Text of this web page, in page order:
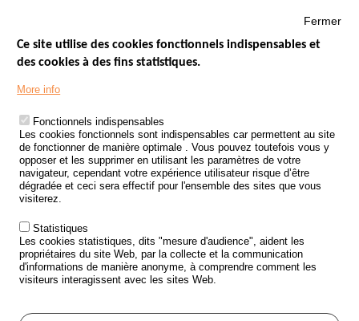
Menu
Footer
LES SITES PUBLICS
ÉTAT DE L’INSÉCURITÉ ROUTIÈRE
TRAITEMENT DES DONNÉES PERSONNELLES DES ACCIDENTS DE
LA ROUTE
ETUDES ET RECHERCHES
APPEL À PROJETS
POLITIQUE DE SÉCURITÉ ROUTIÈRE
Outils
AGENDA
GLOSSAIRE
Fermer
Ce site utilise des cookies fonctionnels indispensables et
des cookies à des fins statistiques.
More info
Fonctionnels indispensables
Les cookies fonctionnels sont indispensables car permettent au site
de fonctionner de manière optimale . Vous pouvez toutefois vous y
opposer et les supprimer en utilisant les paramètres de votre
navigateur, cependant votre expérience utilisateur risque d’être
dégradée et ceci sera effectif pour l'ensemble des sites que vous
visiterez.
Statistiques
Les cookies statistiques, dits "mesure d'audience", aident les
propriétaires du site Web, par la collecte et la communication
d'informations de manière anonyme, à comprendre comment les
visiteurs interagissent avec les sites Web.